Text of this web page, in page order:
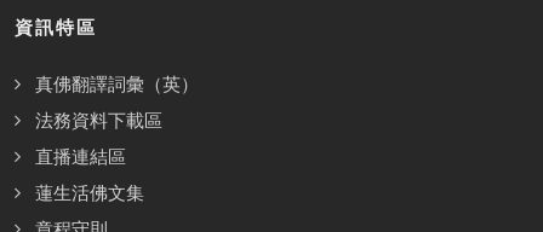
資訊特區
真佛翻譯詞彙（英）
法務資料下載區
直播連結區
蓮生活佛文集